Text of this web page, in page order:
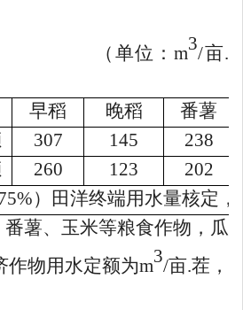
（单位：m3/亩.
早稻 晚稻 番薯
307 145 238
260 123
202
）田洋终端用水量核定
番薯、玉米等粮食作物，瓜
作物用水定额为m3/亩.茬，